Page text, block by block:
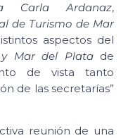
Carla Ardanaz,
de Turismo de Mar
aspectos del
y Mar del Platade
de vista tanto
de las secretarías”
reunión de una